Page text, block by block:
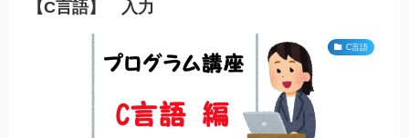
【C言語】 入力
C言語